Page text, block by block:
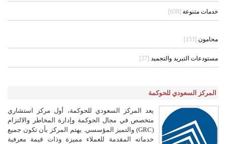
خدمات متنوعة [658]
محامون [153]
مستودعات التبريد والتجميد [27]
المركز السعودي للحوكمة
يعد المركز السعودي للحوكمة، أول مركز استشاري
متخصص في مجال الحوكمة وإدارة المخاطر والالتزام
(GRC) والتميز المؤسسي. يهتم المركز بأن تكون جميع
خدماته المقدمة للعملاء مميزة وذات قيمة معرفية